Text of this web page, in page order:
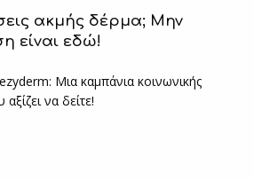
ακμής δέρμα; Μην
είναι εδώ!
Μια καμπάνια κοινωνικής
να δείτε!